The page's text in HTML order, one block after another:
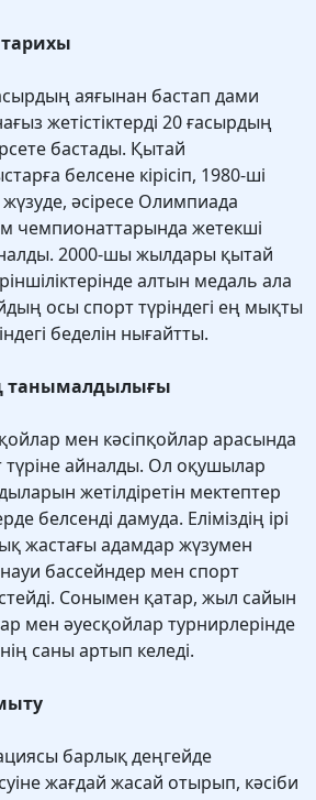
аяғынан бастап дами
жетістіктерді 20 ғасырдың
бастады. Қытай
белсене кірісіп, 1980-ші
әсіресе Олимпиада
чемпионаттарында жетекші
2000-шы жылдары қытай
алтын медаль ала
осы спорт түріндегі ең мықты
беделін нығайтты.
танымалдылығы
мен кәсіпқойлар арасында
түріне айналды. Ол оқушылар
жетілдіретін мектептер
белсенді дамуда. Еліміздің ірі
жастағы адамдар жүзумен
бассейндер мен спорт
Сонымен қатар, жыл сайын
мен әуесқойлар турнирлерінде
саны артып келеді.
барлық деңгейде
жағдай жасай отырып, кәсіби